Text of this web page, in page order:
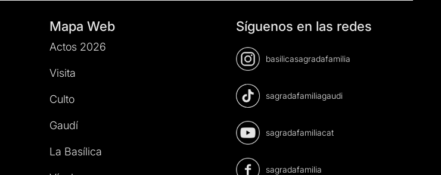
Mapa Web
Actos 2026
Visita
Culto
Gaudí
La Basílica
Síguenos en las redes
basilicasagradafamilia
sagradafamiliagaudi
sagradafamiliacat
sagradafamilia